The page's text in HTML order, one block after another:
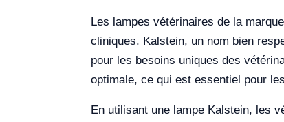
Les lampes vétérinaires de la
cliniques. Kalstein, un nom bien
pour les besoins uniques des
optimale, ce qui est essentiel pour
En utilisant une lampe Kalstein, les